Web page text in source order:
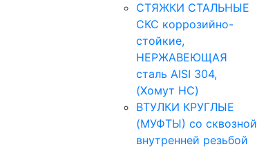
СТЯЖКИ СТАЛЬНЫЕ
СКС коррозийно-
стойкие,
НЕРЖАВЕЮЩАЯ
сталь AISI 304,
(Хомут НС)
ВТУЛКИ КРУГЛЫЕ
(МУФТЫ) со сквозной
внутренней резьбой